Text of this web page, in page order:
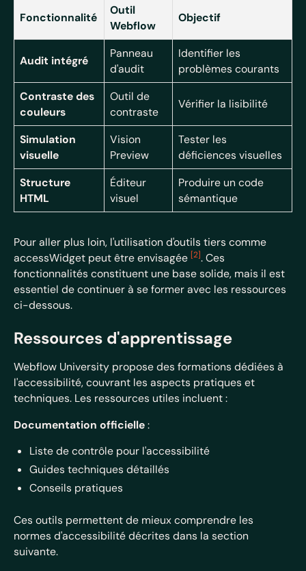
Fonctionnalité
Outil
Webflow
Objectif
Audit intégré
Panneau
d'audit
Identifier les
problèmes courants
Contraste des
couleurs
Outil de
contraste
Vérifier la lisibilité
Simulation
visuelle
Vision
Preview
Tester les
déficiences visuelles
Structure
HTML
Éditeur
visuel
Produire un code
sémantique
Pour aller plus loin, l'utilisation d'outils tiers comme
accessWidget peut être envisagée [2]. Ces
fonctionnalités constituent une base solide, mais il est
essentiel de continuer à se former avec les ressources
ci-dessous.
Ressources d'apprentissage
Webflow University propose des formations dédiées à
l'accessibilité, couvrant les aspects pratiques et
techniques. Les ressources utiles incluent :
Documentation officielle:
Liste de contrôle pour l'accessibilité
Guides techniques détaillés
Conseils pratiques
Ces outils permettent de mieux comprendre les
normes d'accessibilité décrites dans la section
suivante.